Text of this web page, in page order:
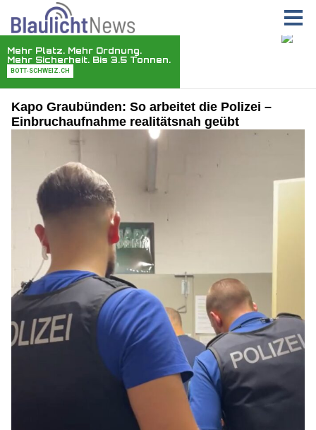
Kapo Graubünden: So arbeitet die Polizei –
Einbruchaufnahme realitätsnah geübt